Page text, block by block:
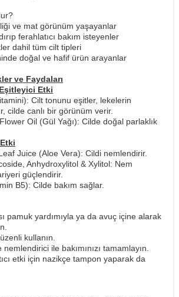
ve mat görünüm yaşayanlar
ferahlatıcı bakım isteyenler
dahil tüm cilt tipleri
doğal ve hafif ürün arayanlar
ve Faydaları
Eşitleyici Etki
Cilt tonunu eşitler, lekelerin
cilde canlı bir görünüm verir.
Oil (Gül Yağı): Cilde doğal parlaklık
Juice (Aloe Vera): Cildi nemlendirir.
Anhydroxylitol & Xylitol: Nem
güçlendirir.
B5): Cilde bakım sağlar.
pamuk yardımıyla ya da avuç içine alarak
kullanın.
ile bakımınızı tamamlayın.
etki için nazikçe tampon yaparak da